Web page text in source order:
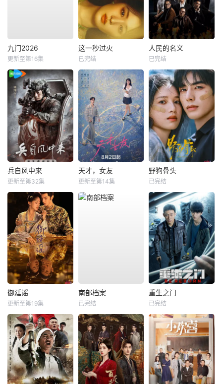
九门2026
更新至第16集
这一秒过火
已完结
人民的名义
已完结
兵自风中来
更新至第32集
天才，女友
更新至第14集
野狗骨头
已完结
御廷谣
更新至第19集
南部档案
已完结
重生之门
已完结